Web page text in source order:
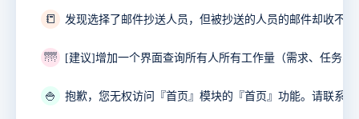
📒 发现选择了邮件抄送人员，但被抄送的人员的邮件却收不到
🌁
🍚